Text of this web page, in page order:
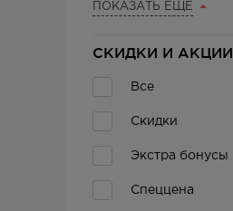
Глимепирид
Лизиноприл
Розувастатин
ПОКАЗАТЬ ЕЩЕ
СКИДКИ И АКЦИИ
Все
Скидки
Экстра бонусы
Спеццена